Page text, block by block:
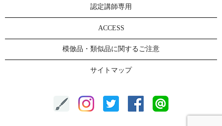
認定講師専用
ACCESS
模倣品・類似品に関するご注意
サイトマップ